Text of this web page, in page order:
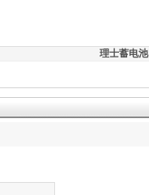
池